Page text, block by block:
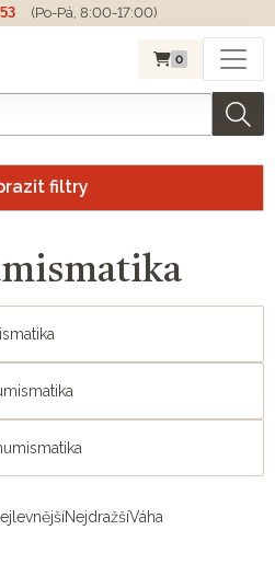
(Po-Pá, 8:00-17:00)
0
filtry
NejdražšíVáha